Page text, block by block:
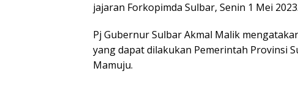
jajaran Forkopimda Sulbar, Senin 1 Mei 2023.
Pj Gubernur Sulbar Akmal Malik
yang dapat dilakukan Pemerintah Provinsi
Mamuju.